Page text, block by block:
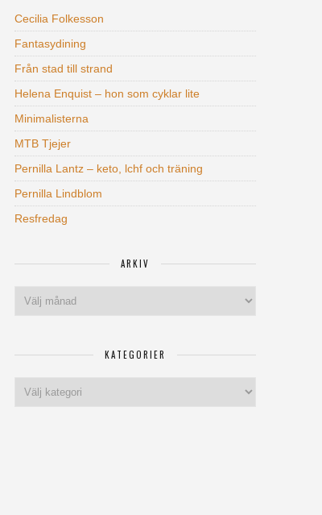
Cecilia Folkesson
Fantasydining
Från stad till strand
Helena Enquist – hon som cyklar lite
Minimalisterna
MTB Tjejer
Pernilla Lantz – keto, lchf och träning
Pernilla Lindblom
Resfredag
ARKIV
KATEGORIER